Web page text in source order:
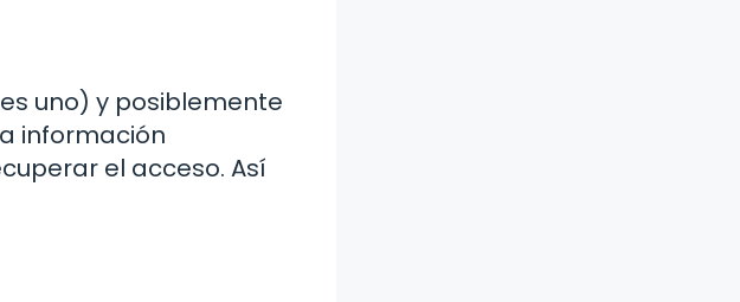
uno) y posiblemente
información
el acceso. Así